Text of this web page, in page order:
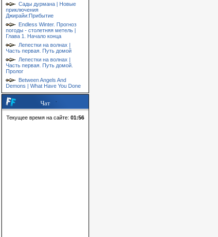
Сады дурмана | Новые
приключения
Джирайи:Прибытие
Endless Winter. Прогноз
погоды - столетняя метель |
Глава 1. Начало конца
Лепестки на волнах |
Часть первая. Путь домой
Лепестки на волнах |
Часть первая. Путь домой.
Пролог
Between Angels And
Demons | What Have You Done
Чат
Текущее время на сайте: 01:56